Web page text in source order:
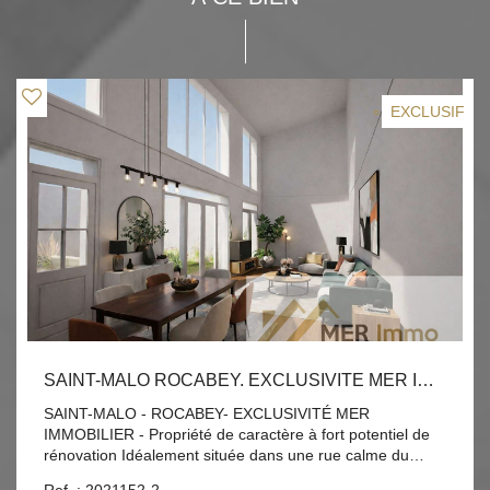
EXCLUSIF
SAINT-MALO ROCABEY. EXCLUSIVITE MER IMMOBILIER. BEL ENSEMBLE IMMOBILIER IDÉALEMENT PLACÉ DANS UNE RUE CALME À PROXIMITÉ IMMÉDIATE DE TOUTES LES COMMODITÉS
SAINT-MALO - ROCABEY- EXCLUSIVITÉ MER
IMMOBILIER - Propriété de caractère à fort potentiel de
rénovation Idéalement située dans une rue calme du